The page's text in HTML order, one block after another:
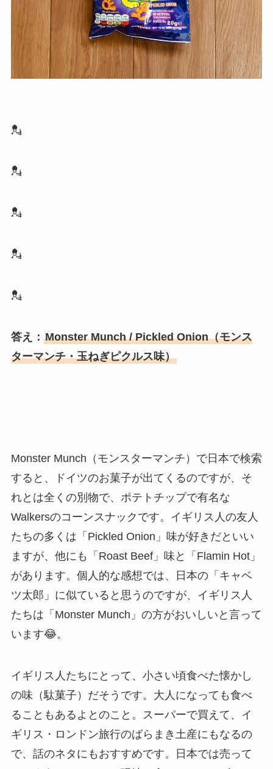
💂
💂
💂
💂
💂
答え： Monster Munch / Pickled Onion（モンス
ターマンチ・玉ねぎピクルス味）
Monster Munch（モンスターマンチ）で日本で検索
すると、ドイツのお菓子が出てくるのですが、そ
れとは全くの別物で、ポテトチップで有名な
Walkersのコーンスナックです。イギリス人の友人
たちの多くは「Pickled Onion」味が好きだといい
ますが、他にも「Roast Beef」味と「Flamin Hot」
があります。個人的な感想では、日本の「キャベ
ツ太郎」に似ていると思うのですが、イギリス人
たちは「Monster Munch」の方がおいしいと言って
います😂。
イギリス人たちにとって、小さい頃食べた懐かし
の味（駄菓子）だそうです。大人になっても食べ
ることもあるよとのこと。スーパーで買えて、イ
ギリス・ロンドン旅行のばらまき土産にもなるの
で、話のネタにもおすすめです。日本では売って